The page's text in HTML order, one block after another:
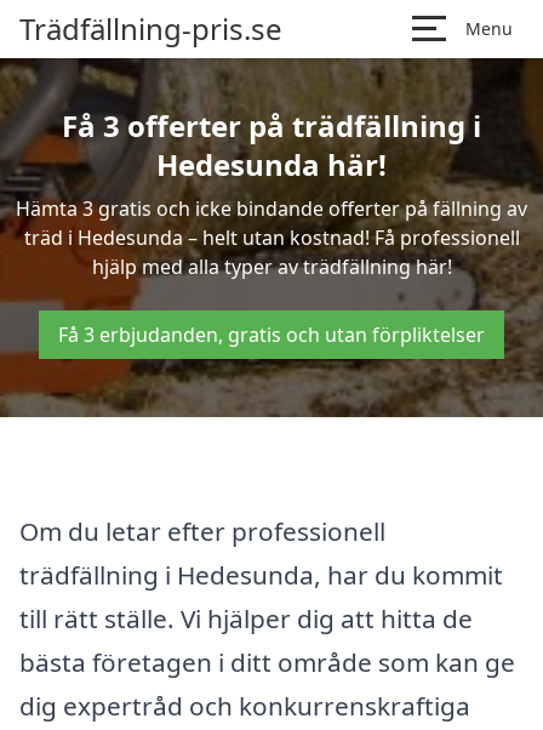
Trädfällning-pris.se Menu
Få 3 offerter på trädfällning i
Hedesunda här!
Hämta 3 gratis och icke bindande offerter på fällning av
träd i Hedesunda – helt utan kostnad! Få professionell
hjälp med alla typer av trädfällning här!
Få 3 erbjudanden, gratis och utan förpliktelser
Om du letar efter professionell
trädfällning i Hedesunda, har du kommit
till rätt ställe. Vi hjälper dig att hitta de
bästa företagen i ditt område som kan ge
dig expertråd och konkurrenskraftiga